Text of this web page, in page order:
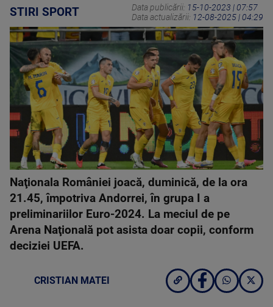
STIRI SPORT Data publicării: 15-10-2023 | 07:57
Data actualizării: 12-08-2025 | 04:29
Naţionala României joacă, duminică, de la ora
21.45, împotriva Andorrei, în grupa I a
preliminariilor Euro-2024. La meciul de pe
Arena Naţională pot asista doar copii, conform
deciziei UEFA.
CRISTIAN MATEI